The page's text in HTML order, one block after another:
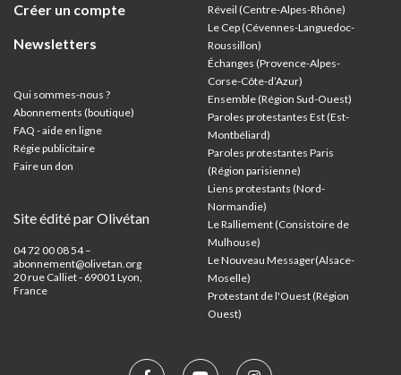
Créer un compte
Newsletters
Qui sommes-nous ?
Abonnements (boutique)
FAQ - aide en ligne
Régie publicitaire
Faire un don
Site édité par Olivétan
04 72 00 08 54 –
abonnement@olivetan.org
20 rue Calliet - 69001 Lyon,
France
Réveil (Centre-Alpes-Rhône)
Le Cep (Cévennes-Languedoc-
Roussillon)
Échanges (Provence-Alpes-
Corse-Côte-d’Azur)
Ensemble (Région Sud-Ouest)
Paroles protestantes Est (Est-
Montbéliard)
Paroles protestantes Paris
(Région parisienne)
Liens protestants (Nord-
Normandie)
Le Ralliement (Consistoire de
Mulhouse)
Le Nouveau Messager(Alsace-
Moselle)
Protestant de l'Ouest (Région
Ouest)